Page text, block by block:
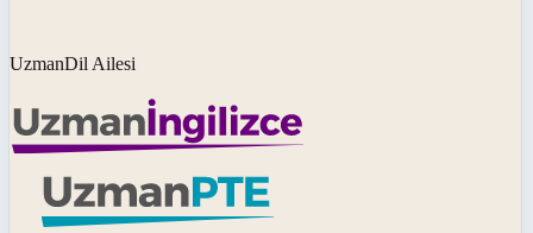
UzmanDil Ailesi